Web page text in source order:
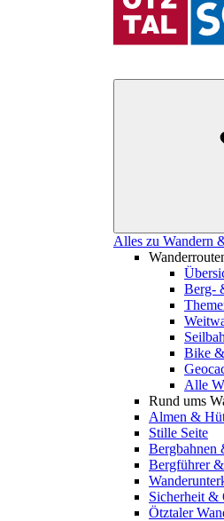
Alles zu Wandern
Berg-
Bike
Alle
Rund ums
Almen &
Stille Seite
Bergbahnen
Bergführer
Sicherheit &
Ötztaler